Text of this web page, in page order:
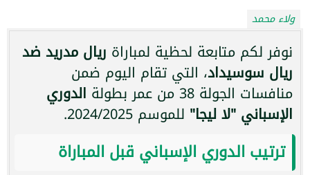
ولاء محمد
نوفر لكم متابعة لحظية لمباراة ريال مدريد ضد
ريال سوسيداد، التي تقام اليوم ضمن
منافسات الجولة 38 من عمر بطولة الدوري
الإسباني "لا ليجا" للموسم 2024/2025.
ترتيب الدوري الإسباني قبل المباراة